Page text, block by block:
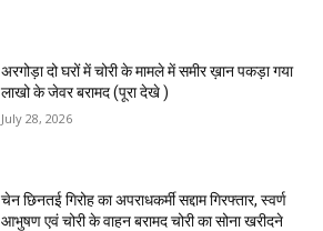
अरगोड़ा दो घरों में चोरी के मामले में समीर ख़ान पकड़ा गया
लाखो के जेवर बरामद (पूरा देखे )
July 28, 2026
चेन छिनतई गिरोह का अपराधकर्मी सद्दाम गिरफ्तार, स्वर्ण
आभुषण एवं चोरी के वाहन बरामद चोरी का सोना खरीदने